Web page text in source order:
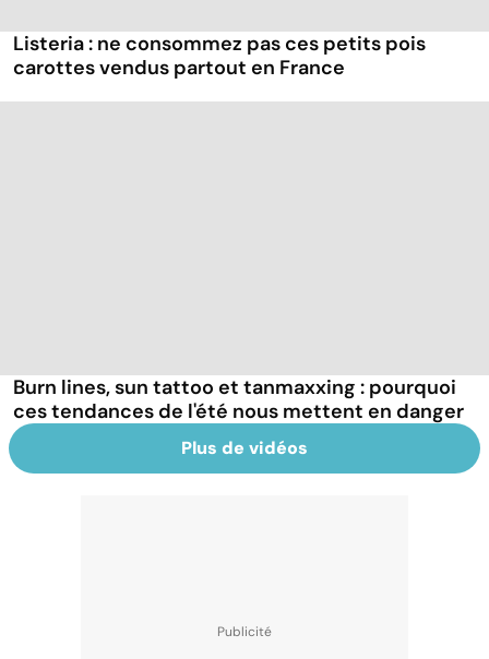
Listeria : ne consommez pas ces petits pois
carottes vendus partout en France
Burn lines, sun tattoo et tanmaxxing : pourquoi
ces tendances de l'été nous mettent en danger
Plus de vidéos